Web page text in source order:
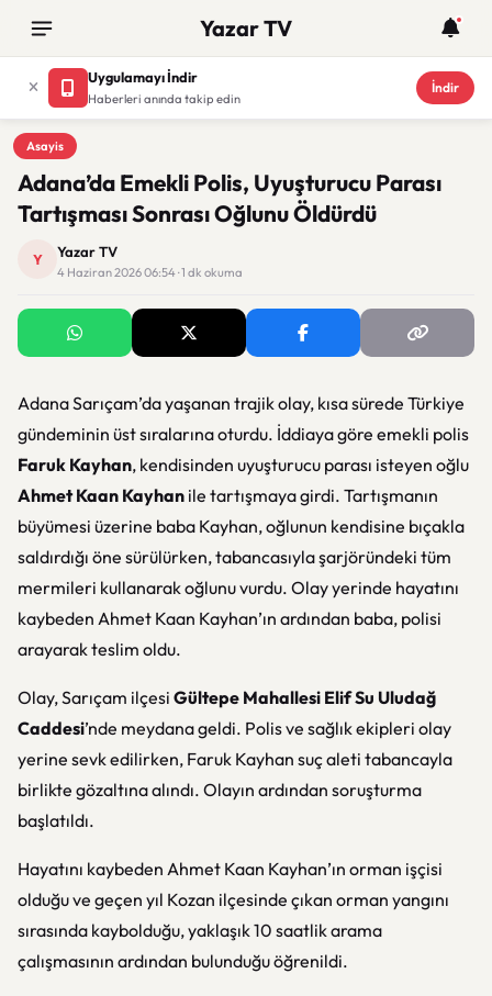
Yazar TV
Uygulamayı İndir
Haberleri anında takip edin
İndir
Asayis
Asayis
Adana’da Emekli Polis, Uyuşturucu Parası
Tartışması Sonrası Oğlunu Öldürdü
Y Yazar TV
4 Haziran 2026 06:54 · 1 dk okuma
Adana Sarıçam’da yaşanan trajik olay, kısa sürede Türkiye
gündeminin üst sıralarına oturdu. İddiaya göre emekli polis
Faruk Kayhan, kendisinden uyuşturucu parası isteyen oğlu
Ahmet Kaan Kayhan ile tartışmaya girdi. Tartışmanın
büyümesi üzerine baba Kayhan, oğlunun kendisine bıçakla
saldırdığı öne sürülürken, tabancasıyla şarjöründeki tüm
mermileri kullanarak oğlunu vurdu. Olay yerinde hayatını
kaybeden Ahmet Kaan Kayhan’ın ardından baba, polisi
arayarak teslim oldu.
Olay, Sarıçam ilçesi Gültepe Mahallesi Elif Su Uludağ
Caddesi’nde meydana geldi. Polis ve sağlık ekipleri olay
yerine sevk edilirken, Faruk Kayhan suç aleti tabancayla
birlikte gözaltına alındı. Olayın ardından soruşturma
başlatıldı.
Hayatını kaybeden Ahmet Kaan Kayhan’ın orman işçisi
olduğu ve geçen yıl Kozan ilçesinde çıkan orman yangını
sırasında kaybolduğu, yaklaşık 10 saatlik arama
çalışmasının ardından bulunduğu öğrenildi.